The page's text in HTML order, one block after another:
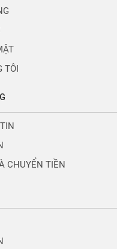
TÔI
CHUYỂN TIỀN